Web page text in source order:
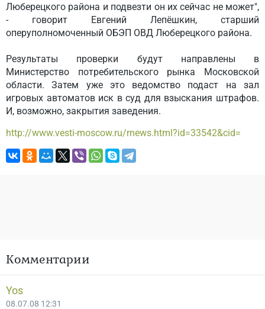
Люберецкого района и подвезти он их сейчас не может",
- говорит Евгений Лепёшкин, старший
оперуполномоченный ОБЭП ОВД Люберецкого района.
Результаты проверки будут направлены в
Министерство потребительского рынка Московской
области. Затем уже это ведомство подаст на зал
игровых автоматов иск в суд для взыскания штрафов.
И, возможно, закрытия заведения.
http://www.vesti-moscow.ru/rnews.html?id=33542&cid=
Комментарии
Yos
08.07.08 12:31